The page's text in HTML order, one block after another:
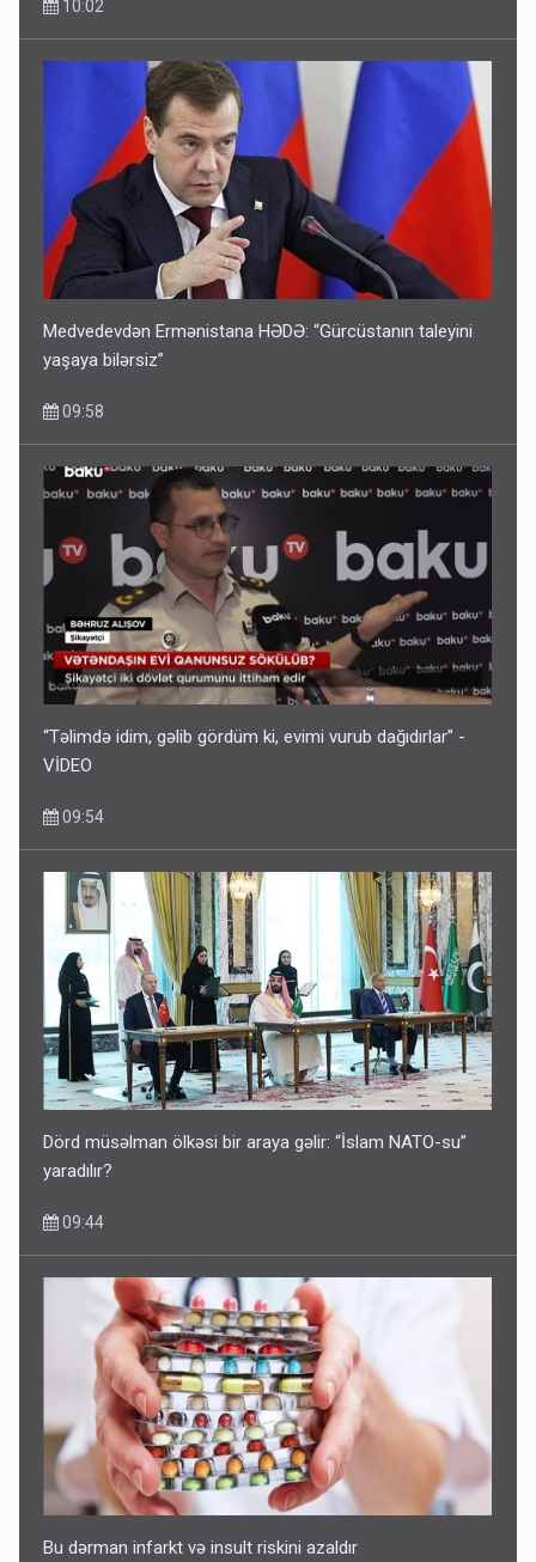
10:02
Medvedevdən Ermənistana HƏDƏ: “Gürcüstanın taleyini
yaşaya bilərsiz”
09:58
“Təlimdə idim, gəlib gördüm ki, evimi vurub dağıdırlar” -
VİDEO
09:54
Dörd müsəlman ölkəsi bir araya gəlir: “İslam NATO-su”
yaradılır?
09:44
Bu dərman infarkt və insult riskini azaldır